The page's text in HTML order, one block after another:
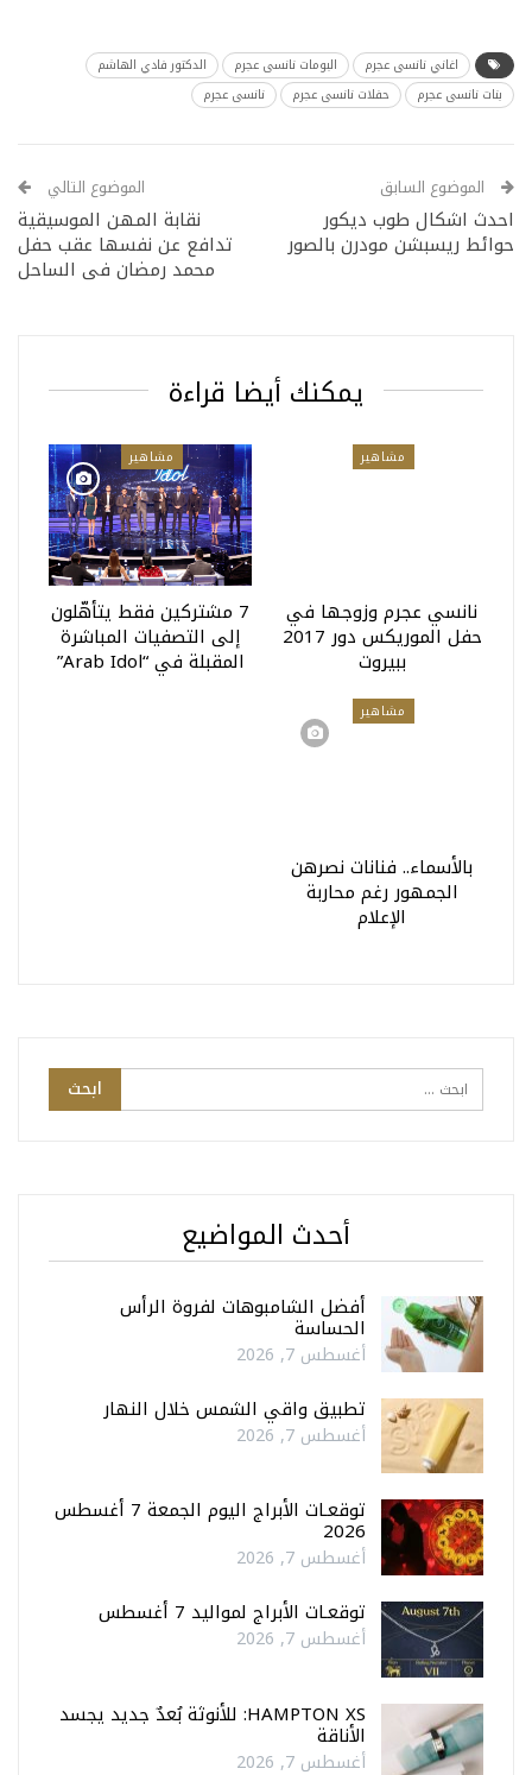
اغاني نانسى عجرم البومات نانسى عجرم
الدكتور فادي الهاشم
بنات نانسى عجرم
حفلات نانسى عجرم نانسى عجرم
الموضوع السابق
احدث اشكال طوب ديكور
حوائط ريسبشن مودرن بالصور
الموضوع التالي
نقابة المهن الموسيقية
تدافع عن نفسها عقب حفل
محمد رمضان فى الساحل
يمكنك أيضا قراءة
مشاهير
نانسي عجرم وزوجها في
حفل الموريكس دور 2017
ببيروت
مشاهير
7 مشتركين فقط يتأهّلون
إلى التصفيات المباشرة
المقبلة في “Arab Idol”
مشاهير
بالأسماء.. فنانات نصرهن
الجمهور رغم محاربة
الإعلام
أحدث المواضيع
أفضل الشامبوهات لفروة الرأس
الحساسة
أغسطس 7, 2026
تطبيق واقي الشمس خلال النهار
أغسطس 7, 2026
توقعـات الأبراج اليوم الجمعة 7 أغسطس
2026
أغسطس 7, 2026
توقعـات الأبراج لمواليد 7 أغسطس
أغسطس 7, 2026
HAMPTON XS: للأنوثة بُعدٌ جديد يجسد
الأناقة
أغسطس 7, 2026